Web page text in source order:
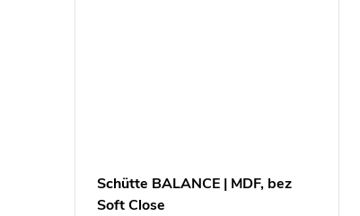
Schütte BALANCE | MDF, bez
Soft Close